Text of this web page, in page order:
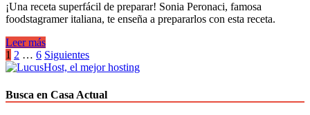
¡Una receta superfácil de preparar! Sonia Peronaci, famosa
foodstagramer italiana, te enseña a prepararlos con esta receta.
Recetas
irlandesas:
Scones
el
desayuno
Leer más
Paginación
de
entradas
1 2 … 6 Siguientes
Busca en Casa Actual